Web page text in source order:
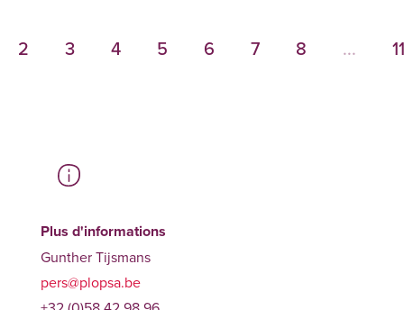
2 3 4 5 6 7 8 ...
Plus d'informations
Gunther Tijsmans
pers@plopsa.be